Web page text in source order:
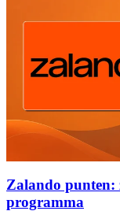
Zalando punten:
programma